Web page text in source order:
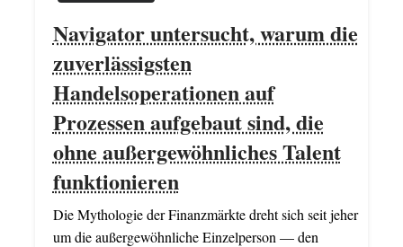
Navigator untersucht, warum die
zuverlässigsten
Handelsoperationen auf
Prozessen aufgebaut sind, die
ohne außergewöhnliches Talent
funktionieren
Die Mythologie der Finanzmärkte dreht sich seit jeher
um die außergewöhnliche Einzelperson — den